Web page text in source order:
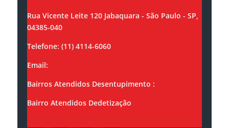
Rua Vicente Leite 120 Jabaquara - São Paulo - SP,
04385-040
Telefone: (11) 4114-6060
Email:
Bairros Atendidos Desentupimento :
Bairro Atendidos Dedetização